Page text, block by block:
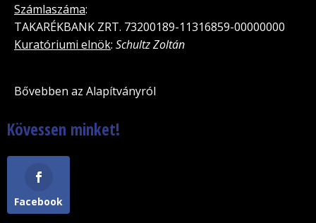
Számlaszáma:
TAKARÉKBANK ZRT. 73200189-11316859-00000000
Kuratóriumi elnök: Schultz Zoltán
Bővebben az Alapítványról
Kövessen minket!
Facebook